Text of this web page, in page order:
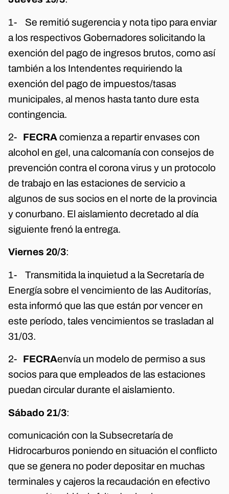
1- Se remitió sugerencia y nota tipo para enviar
a los respectivos Gobernadores solicitando la
exención del pago de ingresos brutos, como así
también a los Intendentes requiriendo la
exención del pago de impuestos/tasas
municipales, al menos hasta tanto dure esta
contingencia.
2- FECRAcomienza a repartir envases con
alcohol en gel, una calcomanía con consejos de
prevención contra el corona virus y un protocolo
de trabajo en las estaciones de servicio a
algunos de sus socios en el norte de la provincia
y conurbano. El aislamiento decretado al día
siguiente frenó la entrega.
Viernes 20/3:
1- Transmitida la inquietud a la Secretaría de
Energía sobre el vencimiento de las Auditorías,
esta informó que las que están por vencer en
este período, tales vencimientos se trasladan al
31/03.
2- FECRAenvía un modelo de permiso a sus
socios para que empleados de las estaciones
puedan circular durante el aislamiento.
Sábado 21/3:
comunicación con la Subsecretaría de
Hidrocarburos poniendo en situación el conflicto
que se genera no poder depositar en muchas
terminales y cajeros la recaudación en efectivo